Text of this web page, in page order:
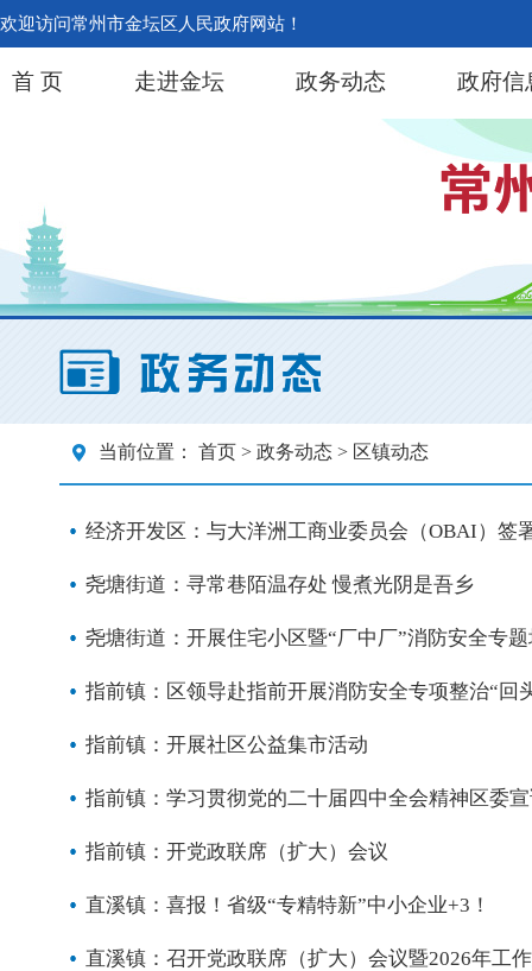
欢迎访问常州市金坛区人民政府网站！
首 页 走进金坛 政务动态 政府信
当前位置： 首页 > 政务动态 > 区镇动态
经济开发区：与大洋洲工商业委员会（OBAI）签
尧塘街道：寻常巷陌温存处 慢煮光阴是吾乡
尧塘街道：开展住宅小区暨“厂中厂”消防安全专
指前镇：区领导赴指前开展消防安全专项整治“回
指前镇：开展社区公益集市活动
指前镇：学习贯彻党的二十届四中全会精神区委
指前镇：开党政联席（扩大）会议
直溪镇：喜报！省级“专精特新”中小企业+3！
直溪镇：召开党政联席（扩大）会议暨2026年工